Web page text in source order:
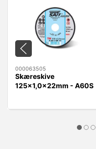
000063505
Skæreskive
125x1,0x22mm - A60S